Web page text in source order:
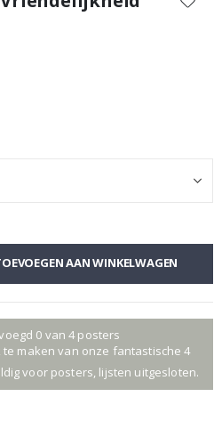
AAN WINKELWAGEN
0 van 4 posters
maken van onze fantastische 4
voor posters, lijsten uitgesloten.